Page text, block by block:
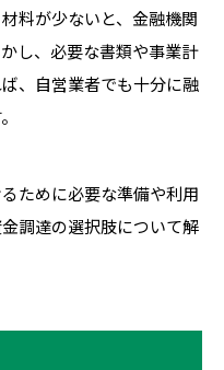
料が少ないと、金融機関
し、必要な書類や事業計
、自営業者でも十分に融
ために必要な準備や利用
調達の選択肢について解